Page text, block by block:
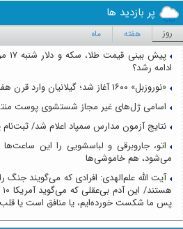
پر بازدید ها
روز هفته ماه
ادامه رشد؟
«نوروزبل» ۱۶۰۰ آغاز شد؛ گیلانیان وارد قرن هفدهم دیلمی شدند
اسامی ژل‌های غیر مجاز شستشوی پوست
نتایج آزمون مدارس سمپاد اعلام شد/ ثبت‌نام
اتو، جاروبرقی و لباسشویی را این
می‌شود، هم خاموشی‌ها
آیت الله علم‌الهدی: افرادی که می‌گویند جنگ
پس ما شکست خورده‌ایم، یا منافق است یا قلب